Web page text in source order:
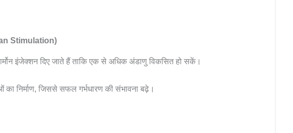
Stimulation)
इंजेक्शन दिए जाते हैं ताकि एक से अधिक अंडाणु विकसित हो सकें।
निर्माण, जिससे सफल गर्भधारण की संभावना बढ़े।